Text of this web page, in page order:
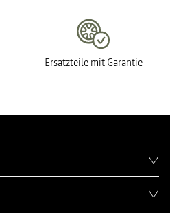
Ersatzteile mit Garantie